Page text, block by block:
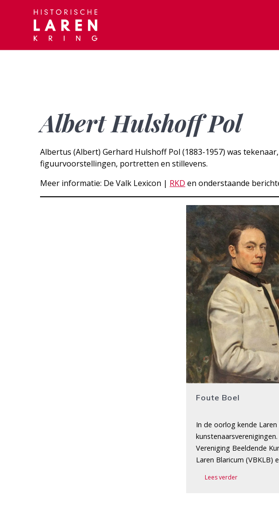
Albert Hulshoff Pol
Albertus (Albert) Gerhard Hulshoff Pol (1883-1957) was
figuurvoorstellingen, portretten en stillevens.
Meer informatie: De Valk Lexicon | RKD en onderstaande
Foute Boel
In de oorlog kende
kunstenaarsverenigingen.
Vereniging Beeldende
Laren Blaricum (VBKLB)
Lees verder